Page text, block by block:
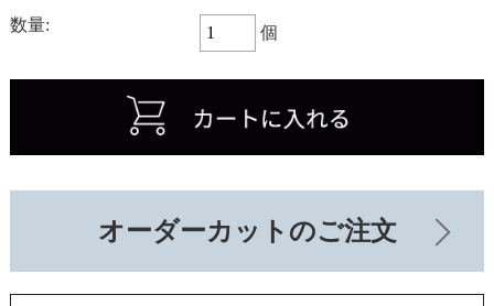
数量: 個
オーダーカットのご注文